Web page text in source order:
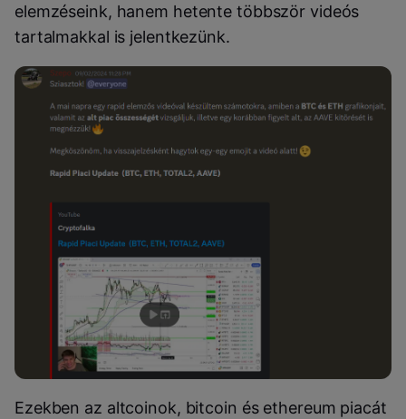
elemzéseink, hanem hetente többször videós
tartalmakkal is jelentkezünk.
Ezekben az altcoinok, bitcoin és ethereum piacát